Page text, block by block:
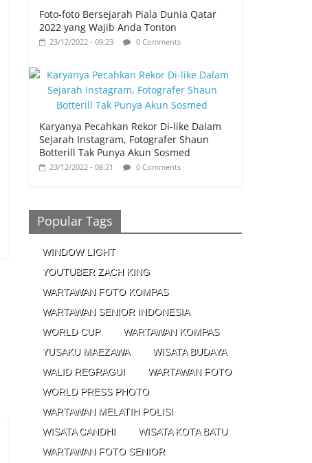
Foto-foto Bersejarah Piala Dunia Qatar
2022 yang Wajib Anda Tonton
23/12/2022 - 09:23 0 Comments
Karyanya Pecahkan Rekor Di-like Dalam
Sejarah Instagram, Fotografer Shaun
Botterill Tak Punya Akun Sosmed
23/12/2022 - 08:21 0 Comments
Popular Tags
WINDOW LIGHT
YOUTUBER ZACH KING
WARTAWAN FOTO KOMPAS
WARTAWAN SENIOR INDONESIA
WORLD CUP
WARTAWAN KOMPAS
YUSAKU MAEZAWA
WISATA BUDAYA
WALID REGRAGUI
WARTAWAN FOTO
WORLD PRESS PHOTO
WARTAWAN MELATIH POLISI
WISATA CANDHI
WISATA KOTA BATU
WARTAWAN FOTO SENIOR